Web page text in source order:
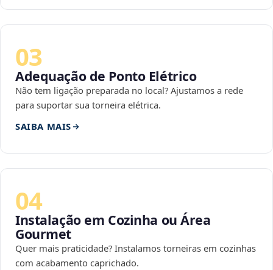
03
Adequação de Ponto Elétrico
Não tem ligação preparada no local? Ajustamos a rede
para suportar sua torneira elétrica.
SAIBA MAIS
04
Instalação em Cozinha ou Área
Gourmet
Quer mais praticidade? Instalamos torneiras em cozinhas
com acabamento caprichado.